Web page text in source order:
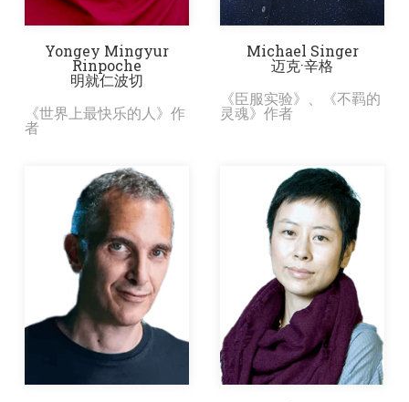
Yongey Mingyur
Rinpoche
明就仁波切
《世界上最快乐的人》作
者
Michael Singer
迈克·辛格
《臣服实验》、《不羁的
灵魂》作者